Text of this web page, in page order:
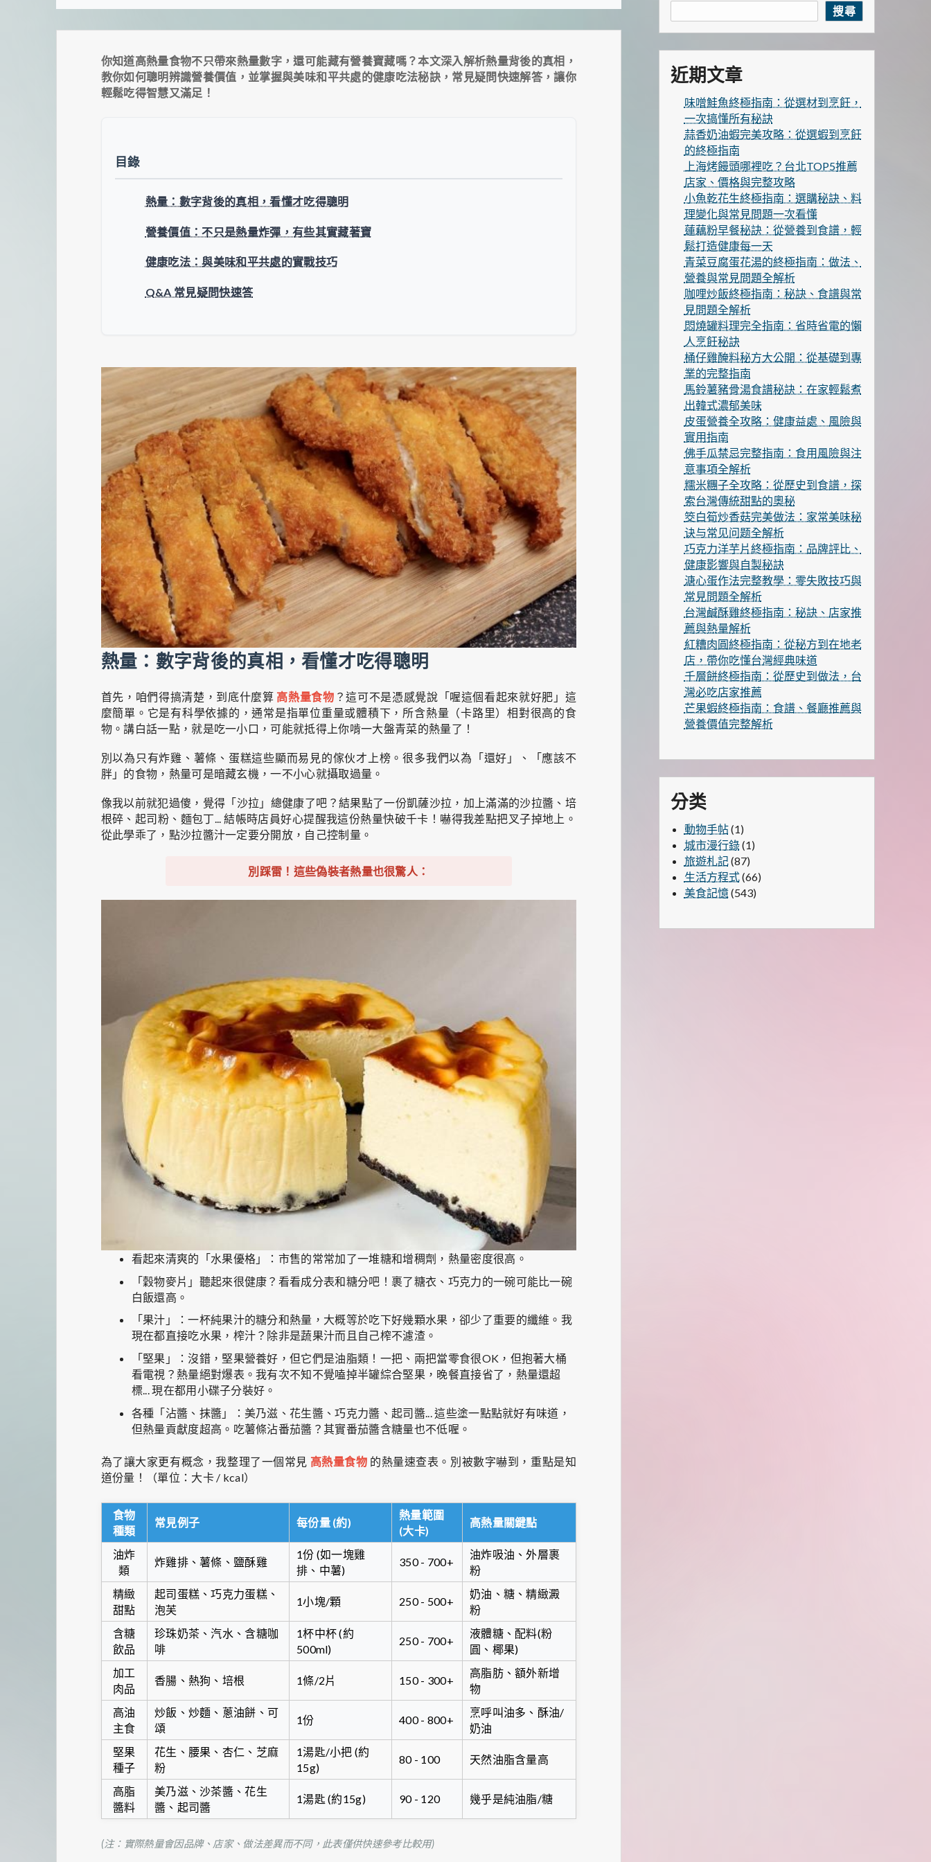
你知道高熱量食物不只帶來熱量數字，還可能藏有營養寶藏嗎？本文深入解析熱量背後的真相，
教你如何聰明辨識營養價值，並掌握與美味和平共處的健康吃法秘訣，常見疑問快速解答，讓你
輕鬆吃得智慧又滿足！
目錄
熱量：數字背後的真相，看懂才吃得聰明
營養價值：不只是熱量炸彈，有些其實藏著寶
健康吃法：與美味和平共處的實戰技巧
Q&A 常見疑問快速答
熱量：數字背後的真相，看懂才吃得聰明
首先，咱們得搞清楚，到底什麼算 高熱量食物 ？這可不是憑感覺說「喔這個看起來就好肥」這
麼簡單。它是有科學依據的，通常是指單位重量或體積下，所含熱量（卡路里）相對很高的食
物。講白話一點，就是吃一小口，可能就抵得上你啃一大盤青菜的熱量了！
別以為只有炸雞、薯條、蛋糕這些顯而易見的傢伙才上榜。很多我們以為「還好」、「應該不
胖」的食物，熱量可是暗藏玄機，一不小心就攝取過量。
像我以前就犯過傻，覺得「沙拉」總健康了吧？結果點了一份凱薩沙拉，加上滿滿的沙拉醬、培
根碎、起司粉、麵包丁... 結帳時店員好心提醒我這份熱量快破千卡！嚇得我差點把叉子掉地上。
從此學乖了，點沙拉醬汁一定要分開放，自己控制量。
別踩雷！這些偽裝者熱量也很驚人：
看起來清爽的「水果優格」：市售的常常加了一堆糖和增稠劑，熱量密度很高。
「穀物麥片」聽起來很健康？看看成分表和糖分吧！裹了糖衣、巧克力的一碗可能比一碗
白飯還高。
「果汁」：一杯純果汁的糖分和熱量，大概等於吃下好幾顆水果，卻少了重要的纖維。我
現在都直接吃水果，榨汁？除非是蔬果汁而且自己榨不濾渣。
「堅果」：沒錯，堅果營養好，但它們是油脂類！一把、兩把當零食很OK，但抱著大桶
看電視？熱量絕對爆表。我有次不知不覺嗑掉半罐綜合堅果，晚餐直接省了，熱量還超
標... 現在都用小碟子分裝好。
各種「沾醬、抹醬」：美乃滋、花生醬、巧克力醬、起司醬... 這些塗一點點就好有味道，
但熱量貢獻度超高。吃薯條沾番茄醬？其實番茄醬含糖量也不低喔。
為了讓大家更有概念，我整理了一個常見 高熱量食物 的熱量速查表。別被數字嚇到，重點是知
道份量！（單位：大卡 / kcal）
食物
種類
常見例子 每份量 (約)
熱量範圍
(大卡)
高熱量關鍵點
油炸
類
炸雞排、薯條、鹽酥雞
1份 (如一塊雞
排、中薯)
350 - 700+
油炸吸油、外層裹
粉
精緻
甜點
起司蛋糕、巧克力蛋糕、
泡芙
1小塊/顆 250 - 500+
奶油、糖、精緻澱
粉
含糖
飲品
珍珠奶茶、汽水、含糖咖
啡
1杯中杯 (約
500ml)
250 - 700+
液體糖、配料(粉
圓、椰果)
加工
肉品
香腸、熱狗、培根 1條/2片 150 - 300+
高脂肪、額外新增
物
高油
主食
炒飯、炒麵、蔥油餅、可
頌
1份 400 - 800+
烹呼叫油多、酥油/
奶油
堅果
種子
花生、腰果、杏仁、芝麻
粉
1湯匙/小把 (約
15g)
80 - 100 天然油脂含量高
高脂
醬料
美乃滋、沙茶醬、花生
醬、起司醬
1湯匙 (約15g) 90 - 120 幾乎是純油脂/糖
(注：實際熱量會因品牌、店家、做法差異而不同，此表僅供快速參考比較用)
搜尋
近期文章
味噌鮭魚終極指南：從選材到烹飪，
一次搞懂所有秘訣
蒜香奶油蝦完美攻略：從選蝦到烹飪
的終極指南
上海烤饅頭哪裡吃？台北TOP5推薦
店家、價格與完整攻略
小魚乾花生終極指南：選購秘訣、料
理變化與常見問題一次看懂
蓮藕粉早餐秘訣：從營養到食譜，輕
鬆打造健康每一天
青菜豆腐蛋花湯的終極指南：做法、
營養與常見問題全解析
咖哩炒飯終極指南：秘訣、食譜與常
見問題全解析
悶燒罐料理完全指南：省時省電的懶
人烹飪秘訣
桶仔雞醃料秘方大公開：從基礎到專
業的完整指南
馬鈴薯豬骨湯食譜秘訣：在家輕鬆煮
出韓式濃郁美味
皮蛋營養全攻略：健康益處、風險與
實用指南
佛手瓜禁忌完整指南：食用風險與注
意事項全解析
糯米糰子全攻略：從歷史到食譜，探
索台灣傳統甜點的奧秘
筊白筍炒香菇完美做法：家常美味秘
诀与常见问题全解析
巧克力洋芋片終極指南：品牌評比、
健康影響與自製秘訣
溏心蛋作法完整教學：零失敗技巧與
常見問題全解析
台灣鹹酥雞終極指南：秘訣、店家推
薦與熱量解析
紅糟肉圓終極指南：從秘方到在地老
店，帶你吃懂台灣經典味道
千層餅終極指南：從歷史到做法，台
灣必吃店家推薦
芒果蝦終極指南：食譜、餐廳推薦與
營養價值完整解析
分类
動物手帖(1)
城市漫行錄(1)
旅遊札記(87)
生活方程式(66)
美食記憶(543)